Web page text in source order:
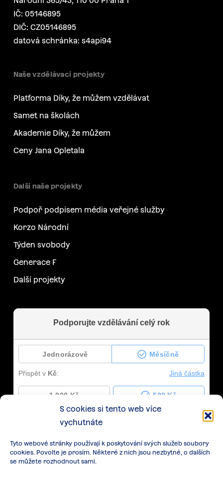
S cookies si tento web více
vychutnáte
Tyto webové stránky používají k poskytování svých služeb soubory
cookies. Povolte je prosím. Některé z nich jsou nezbytné, o dalších
se můžete rozhodnout sami.
IČ: 05146895
DIČ: CZ05146895
datová schránka: s4api94
Naše vzdělávací projekty
Platforma Díky, že můžem vzdělávat
Samet na školách
Akademie Díky, že můžem
Ceny Jana Opletala
Další naše projekty
Podpoř podpisem média veřejné služby
Korzo Národní
Týden svobody
Generace F
Další projekty